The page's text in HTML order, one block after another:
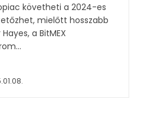
követheti a 2024-es
mielőtt hosszabb